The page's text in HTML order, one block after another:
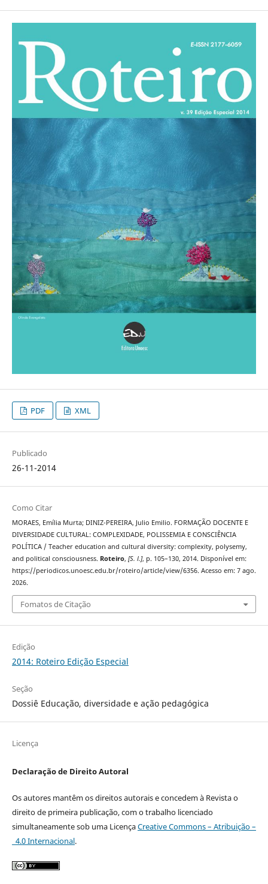
PDF XML
Publicado
26-11-2014
Como Citar
MORAES, Emília Murta; DINIZ-PEREIRA, Julio Emilio. FORMAÇÃO DOCENTE E
DIVERSIDADE CULTURAL: COMPLEXIDADE, POLISSEMIA E CONSCIÊNCIA
POLÍTICA / Teacher education and cultural diversity: complexity, polysemy,
and political consciousness. Roteiro, [S. l.], p. 105–130, 2014. Disponível em:
https://periodicos.unoesc.edu.br/roteiro/article/view/6356. Acesso em: 7 ago.
2026.
Fomatos de Citação
Edição
2014: Roteiro Edição Especial
Seção
Dossiê Educação, diversidade e ação pedagógica
Licença
Declaração de Direito Autoral
Os autores mantêm os direitos autorais e concedem à Revista o
direito de primeira publicação, com o trabalho licenciado
simultaneamente sob uma LicençaCreative Commons – Atribuição –
4.0 Internacional.